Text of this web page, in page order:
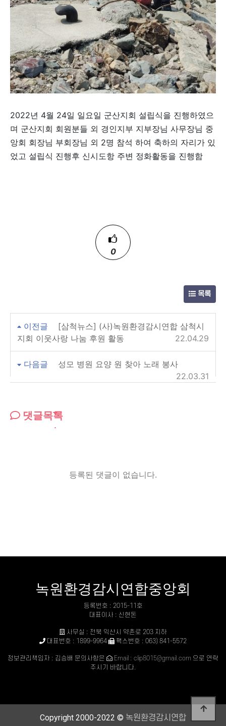
2022년 4월 24일 일요일 군산지회 설립식을 진행하였으
며 군산지회 회원분들 외 경인지부 지부장님 사무장님 중
앙회 회장님 부회장님 외 2명 참석 하여 축하의 자리가 있
었고 설립식 진행후 신시도항 주변 정화활동을 진행함
0
목록
이전글
[삼척뉴스] (사)녹원환경감시연합 삼척시
지회 이웃사랑 나눔 후원 활동
22.04.29
다음글
성모 병원 요양 원 찾아 노래 봉사
22.03.31
댓글목록
등록된 댓글이 없습니다.
녹원환경감시연합중앙회
등록번호 : 2015-11호
대표이사 : 신현돈
사무실 : 전북 익산시 약촌로 203 지하
대표번호 : 1899-9964
팩스번호 : 063) 841-5572
정보관리책임자 : 김승배 문의사항은 Email : clip8015@gmail.com 으로 연락
주시기 바랍니다.
Copyright 2000-2022 © 녹원환경감시연합